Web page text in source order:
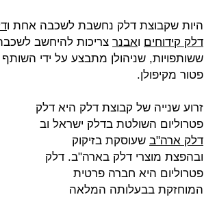
היות שקבוצת דלק נחשבת לשכבה אחת ו
דלק קידוחים ואבנר צריכות להיחשב
ששותפויות, שניהולן מתבצע על ידי
פטור מקיפולן.
זרוע שנייה של קבוצת דלק היא דלק
פטרוליום השולטת בדלק ישראל וב
דלק ארה"ב שעוסקת בזיקוק
ובהפצת מוצרי דלק בארה"ב. דלק
פטרוליום היא חברה פרטית
המוחזקת בבעלותה המלאה